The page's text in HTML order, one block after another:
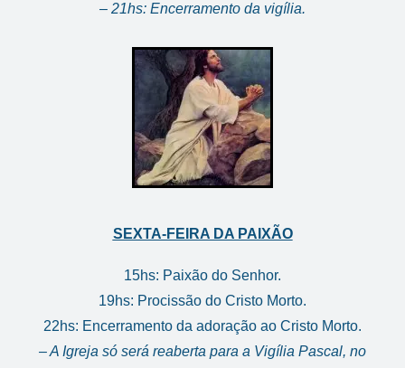
– 21hs: Encerramento da vigília.
SEXTA-FEIRA DA PAIXÃO
15hs: Paixão do Senhor.
19hs: Procissão do Cristo Morto.
22hs: Encerramento da adoração ao Cristo Morto.
– A Igreja só será reaberta para a Vigília Pascal, no